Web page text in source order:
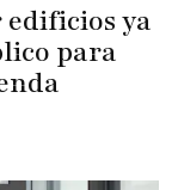
ya
para